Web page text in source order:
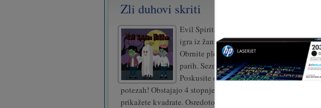
Zli duhovi skriti
Evil Spirits Hidden je brezplačna spletna
igra iz žanra spominov in iger s pošastmi.
Obrnite ploščice in jih poskusite združiti v
parih. Seznanite vse ploščice za zmago.
Poskusite dokončati igro v čim manj
potezah! Obstajajo 4 stopnje. Z miško kliknite ali tapnite, da
prikažete kvadrate. Osredotočite se in začnite igrati.